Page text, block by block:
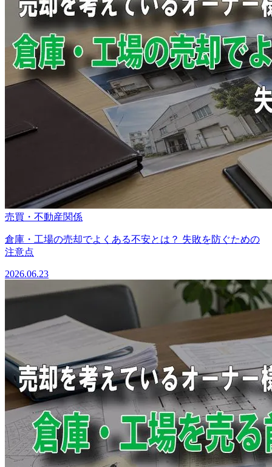
売買・不動産関係
倉庫・工場の売却でよくある不安とは？ 失敗を防ぐための
注意点
2026.06.23